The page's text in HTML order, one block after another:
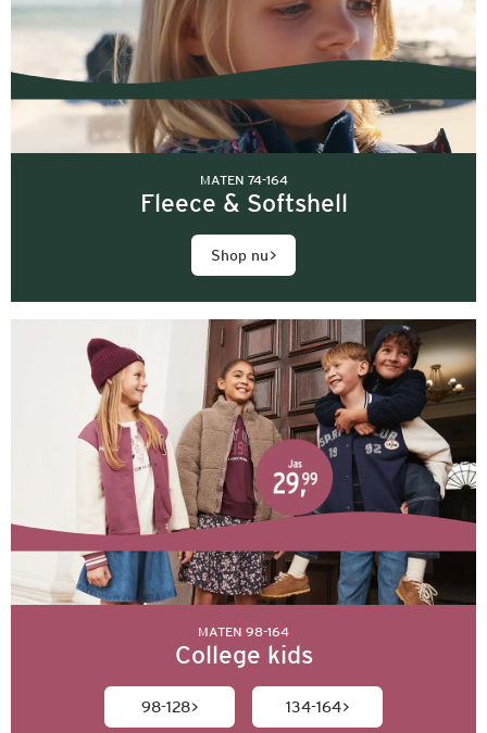
MATEN 74-164
Fleece & Softshell
Shop nu
MATEN 98-164
College kids
98-128 134-164